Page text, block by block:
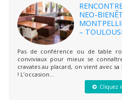
NEO-
–
Pas de conférence ou de table
conviviaux pour mieux se
cravates au placard, on vient avec
! L’occasion...
Cliquez